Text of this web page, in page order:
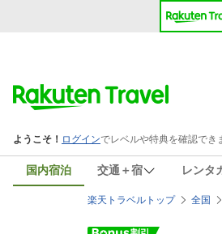
国内宿泊 交通＋宿 レンタ
楽天トラベルトップ 全国